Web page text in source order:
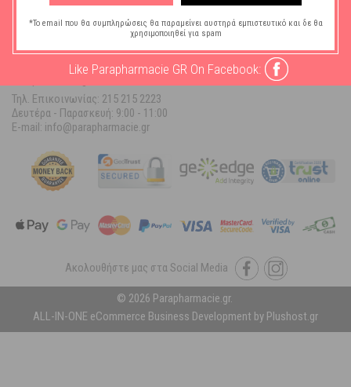
Ο ΛΟΓΑΡΙΑΣΜΌΣ ΜΟΥ
ΠΛΗΡΟΦΟΡΙΕΣ ΚΑΤ/ΜΑΤΟΣ
Τηλ. Επικοινωνίας: 215 215 2223
Δευτέρα - Παρασκευή: 9:00 - 11:00
E-mail: info@parapharmacie.gr
Ακολουθήστε μας στα Social Media
© 2026 Parapharmacie.gr.
ALL-IN-ONE eCommerce Business Development by Plushost.gr
*Το email που θα συμπληρώσεις θα παραμείνει αυστηρά εμπιστευτικό και δε θα
χρησιμοποιηθεί για spam
Like Parapharmacie GR On Facebook: